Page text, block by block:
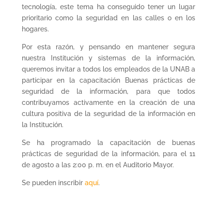
tecnología, este tema ha conseguido tener un lugar
prioritario como la seguridad en las calles o en los
hogares.
Por esta razón, y pensando en mantener segura
nuestra Institución y sistemas de la información,
queremos invitar a todos los empleados de la UNAB a
participar en la capacitación Buenas prácticas de
seguridad de la información, para que todos
contribuyamos activamente en la creación de una
cultura positiva de la seguridad de la información en
la Institución.
Se ha programado la capacitación de buenas
prácticas de seguridad de la información, para el 11
de agosto a las 2:00 p. m. en el Auditorio Mayor.
Se pueden inscribir aquí.